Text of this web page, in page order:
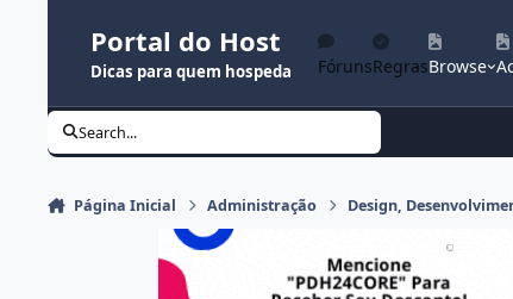
Portal do Host
Dicas para quem hospeda FórunsRegrasBrowse
Search...
Página Inicial Administração Design,